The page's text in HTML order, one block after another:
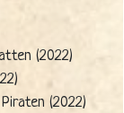
(2022)
(2022)